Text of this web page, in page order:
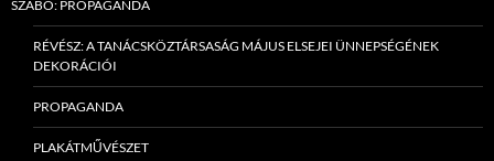
SZABÓ: PROPAGANDA
RÉVÉSZ: A TANÁCSKÖZTÁRSASÁG MÁJUS ELSEJEI ÜNNEPSÉGÉNEK
DEKORÁCIÓI
PROPAGANDA
PLAKÁTMŰVÉSZET